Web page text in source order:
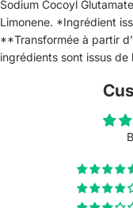
Sodium Cocoyl
Limonene. *Ingrédient
**Transformée à partir
ingrédients sont issus de